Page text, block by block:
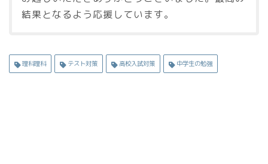
結果となるよう応援しています。
理科理科 テスト対策 高校入試対策 中学生の勉強